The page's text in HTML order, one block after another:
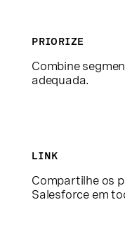
PRIORIZE
Combine
adequada.
LINK
Compartilhe os
Salesforce em